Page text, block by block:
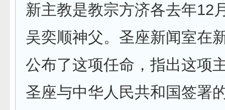
新主教是教宗方济各去年12
吴奕顺神父。圣座新闻室在
公布了这项任命，指出这项
圣座与中华人民共和国签署